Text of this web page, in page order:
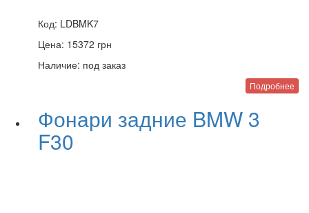
Код: LDBMK7
Цена: 15372 грн
Наличие: под заказ
Подробнее
Фонари задние BMW 3
F30